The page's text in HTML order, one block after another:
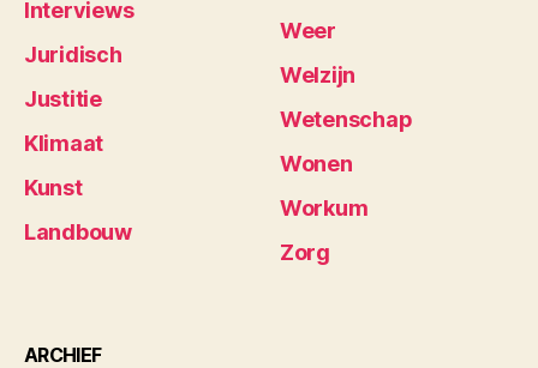
Interviews
Juridisch
Justitie
Klimaat
Kunst
Landbouw
Weer
Welzijn
Wetenschap
Wonen
Workum
Zorg
ARCHIEF